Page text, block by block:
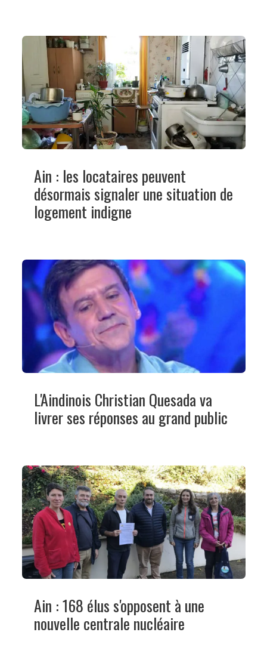
Ain : les locataires peuvent
désormais signaler une situation de
logement indigne
L'Aindinois Christian Quesada va
livrer ses réponses au grand public
Ain : 168 élus s'opposent à une
nouvelle centrale nucléaire